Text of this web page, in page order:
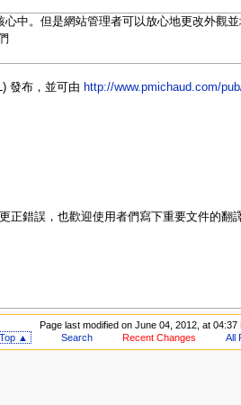
中。但是網站管理者可以放心地更改外觀
發布，並可由 http://www.pmichaud.com/
正錯誤，也歡迎使用者們寫下重要文件的翻
Page last modified on June 04, 2012, at 04:37
▲
Search Recent Changes All